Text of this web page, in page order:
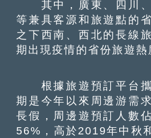
其中，廣東、四川、
等兼具客源和旅遊點的
之下西南、西北的長線
期出現疫情的省份旅遊熱
根據旅遊預訂平台攜
期是今年以來周邊游需
長假，周邊遊預訂人數
56%，高於2019年中秋